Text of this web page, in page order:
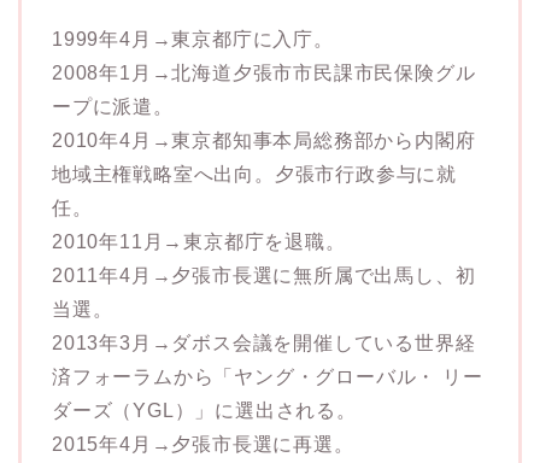
1999年4月→東京都庁に入庁。
2008年1月→北海道夕張市市民課市民保険グル
ープに派遣。
2010年4月→東京都知事本局総務部から内閣府
地域主権戦略室へ出向。夕張市行政参与に就
任。
2010年11月→東京都庁を退職。
2011年4月→夕張市長選に無所属で出馬し、初
当選。
2013年3月→ダボス会議を開催している世界経
済フォーラムから「ヤング・グローバル・ リー
ダーズ（YGL）」に選出される。
2015年4月→夕張市長選に再選。